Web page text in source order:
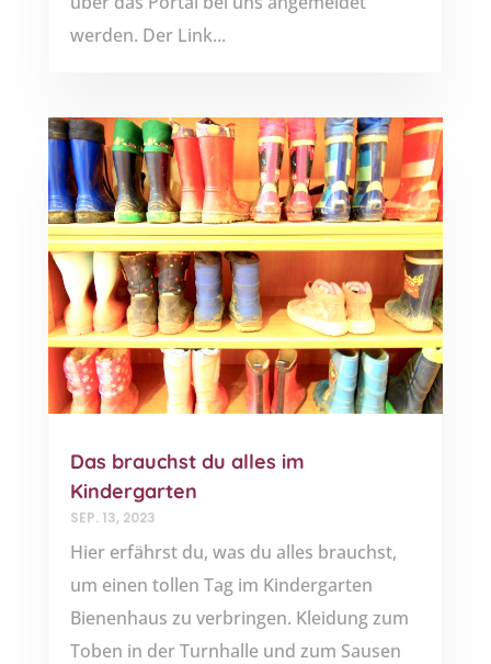
werden. Der Link...
Das brauchst du alles im
Kindergarten
SEP. 13, 2023
Hier erfährst du, was du alles brauchst,
um einen tollen Tag im Kindergarten
Bienenhaus zu verbringen. Kleidung zum
Toben in der Turnhalle und zum Sausen